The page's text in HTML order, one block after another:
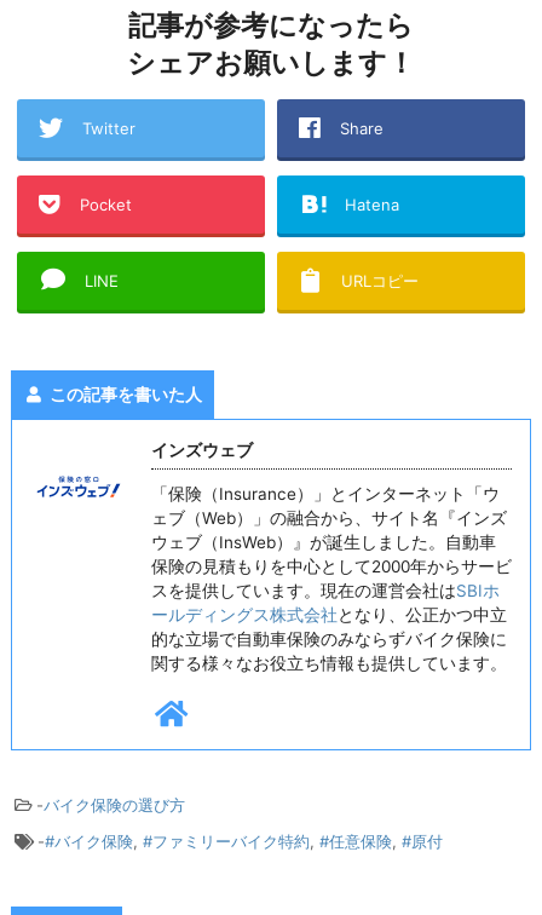
記事が参考になったら
シェアお願いします！
Twitter Share
Pocket Hatena
LINE URLコピー
この記事を書いた人
インズウェブ
「保険（Insurance）」とインターネット「ウ
ェブ（Web）」の融合から、サイト名『インズ
ウェブ（InsWeb）』が誕生しました。自動車
保険の見積もりを中心として2000年からサービ
スを提供しています。現在の運営会社はSBIホ
ールディングス株式会社となり、公正かつ中立
的な立場で自動車保険のみならずバイク保険に
関する様々なお役立ち情報も提供しています。
-バイク保険の選び方
-#バイク保険, #ファミリーバイク特約, #任意保険, #原付